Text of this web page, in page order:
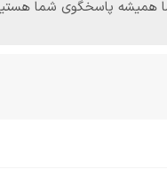
ما همیشه پاسخگوی شما